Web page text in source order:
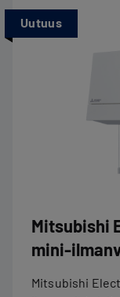
Uutuus
Mitsubishi
mini-
Mitsubishi